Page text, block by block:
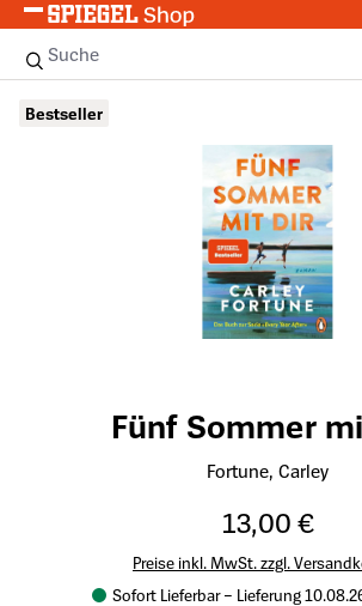
Zum Hauptinhalt springen
Suche
Bestseller
Fünf Sommer
Fortune, Carley
13,00 €
Preise inkl. MwSt. zzgl.
Sofort Lieferbar – Lieferung